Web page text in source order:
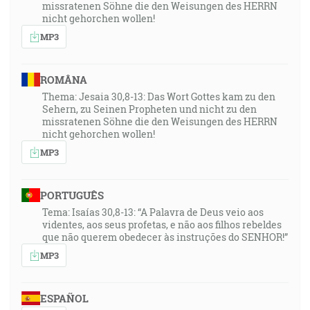
spasenie nášho Boha! [Iz 52:10]
26:22
aby sme boli svätí a bezvadní pred ním, v láske … [Ef
27:10
S Kristom spolu ukrižovaný som a žijem už nie ja, ale
žije vo mne Kristus, a to, čo teraz žijem v tele, vo viere
sám seba za mňa. [Gl 2:20]
32:27
Povedzte tým, ktorí sú bojazlivého srdca: Buďte silní!
Nebojte sa! Hľa, váš Bôh prijde s pomstou, s odplatou
slepých, a otvoria sa aj uši hluchých. Vtedy poskočí
missratenen Söhne die den Weisungen des HERRN
nicht gehorchen wollen!
MP3
ROMÂNA
Thema: Jesaia 30,8-13: Das Wort Gottes kam zu den
Sehern, zu Seinen Propheten und nicht zu den
missratenen Söhne die den Weisungen des HERRN
nicht gehorchen wollen!
MP3
PORTUGUÊS
Tema: Isaías 30,8-13: “A Palavra de Deus veio aos
videntes, aos seus profetas, e não aos filhos rebeldes
que não querem obedecer às instruções do SENHOR!”
MP3
ESPAÑOL